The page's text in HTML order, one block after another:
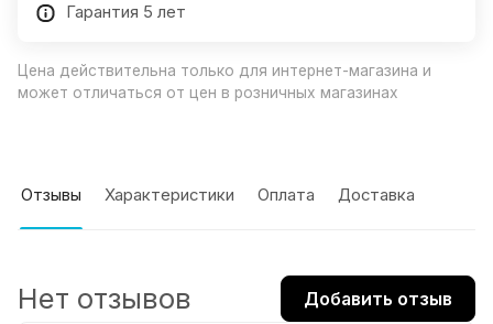
Гарантия 5 лет
Цена действительна только для интернет-магазина и
может отличаться от цен в розничных магазинах
Отзывы Характеристики Оплата Доставка
Нет отзывов Добавить отзыв